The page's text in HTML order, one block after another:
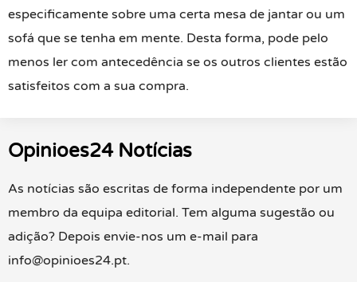
especificamente sobre uma certa mesa de jantar ou um
sofá que se tenha em mente. Desta forma, pode pelo
menos ler com antecedência se os outros clientes estão
satisfeitos com a sua compra.
Opinioes24 Notícias
As notícias são escritas de forma independente por um
membro da equipa editorial. Tem alguma sugestão ou
adição? Depois envie-nos um e-mail para
info@opinioes24.pt.